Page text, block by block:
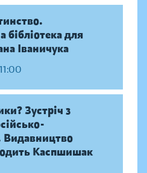
бібліотека для
Іваничука
Зустріч з
Видавництво
Каспшишак